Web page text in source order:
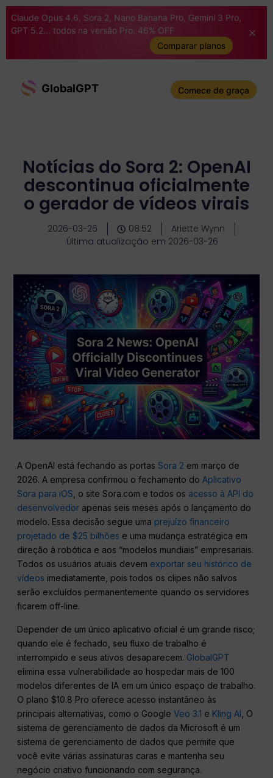
Claude Opus 4.6, Sora 2, Nano Banana Pro, Gemini 3 Pro,
GPT 5.2... todos na versão Pro. 46% OFF
Comparar planos
GlobalGPT Comece de graça
Notícias do Sora 2: OpenAI
descontinua oficialmente
o gerador de vídeos virais
2026-03-26 08:52
Ariette Wynn
Última atualização em 2026-03-26
A OpenAI está fechando as portasSora 2 em março de
2026. A empresa confirmou o fechamento doAplicativo
Sora para iOS , o site Sora.com e todos os acesso à API do
desenvolvedor apenas seis meses após o lançamento do
modelo. Essa decisão segue uma prejuízo financeiro
projetado de $25 bilhões e uma mudança estratégica em
direção à robótica e aos “modelos mundiais” empresariais.
Todos os usuários atuais devem exportar seu histórico de
vídeos imediatamente, pois todos os clipes não salvos
serão excluídos permanentemente quando os servidores
ficarem off-line.
Depender de um único aplicativo oficial é um grande risco;
quando ele é fechado, seu fluxo de trabalho é
interrompido e seus ativos desaparecem. GlobalGPT
elimina essa vulnerabilidade ao hospedar mais de 100
modelos diferentes de IA em um único espaço de trabalho.
O plano $10.8 Pro oferece acesso instantâneo às
principais alternativas, como o GoogleVeo 3.1 e Kling AI , O
sistema de gerenciamento de dados da Microsoft é um
sistema de gerenciamento de dados que permite que
você evite várias assinaturas caras e mantenha seu
negócio criativo funcionando com segurança.